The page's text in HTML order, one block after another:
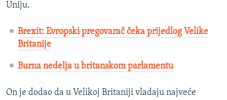
Uniju.
Brexit: Evropski pregovarač čeka prijedlog Velike
Britanije
Burna nedelja u britanskom parlamentu
On je dodao da u Velikoj Britaniji vladaju najveće